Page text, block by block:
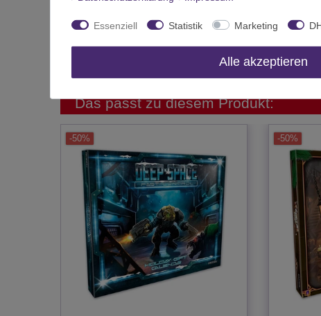
Das passt zu diesem Produkt:
-50% -50%
Essenziell Statistik Marketing
Alle akzeptieren